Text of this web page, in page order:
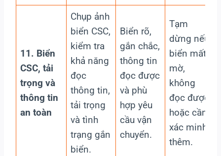
11. Biển
CSC, tải
trọng và
thông tin
an toàn
Chụp ảnh
biển CSC,
kiểm tra
khả năng
đọc
thông tin,
tải trọng
và tình
trạng gắn
biển.
Biển rõ,
gắn chắc,
thông tin
đọc được
và phù
hợp yêu
cầu vận
chuyển.
Tạm
dừng nếu
biển mất,
mờ,
không
đọc được
hoặc cần
xác minh
thêm.